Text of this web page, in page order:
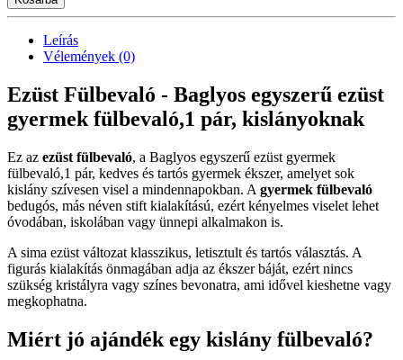
Leírás
Vélemények (0)
Ezüst Fülbevaló - Baglyos egyszerű ezüst
gyermek fülbevaló,1 pár, kislányoknak
Ez az ezüst fülbevaló, a Baglyos egyszerű ezüst gyermek
fülbevaló,1 pár, kedves és tartós gyermek ékszer, amelyet sok
kislány szívesen visel a mindennapokban. A gyermek fülbevaló
bedugós, más néven stift kialakítású, ezért kényelmes viselet lehet
óvodában, iskolában vagy ünnepi alkalmakon is.
A sima ezüst változat klasszikus, letisztult és tartós választás. A
figurás kialakítás önmagában adja az ékszer báját, ezért nincs
szükség kristályra vagy színes bevonatra, ami idővel kieshetne vagy
megkophatna.
Miért jó ajándék egy kislány fülbevaló?